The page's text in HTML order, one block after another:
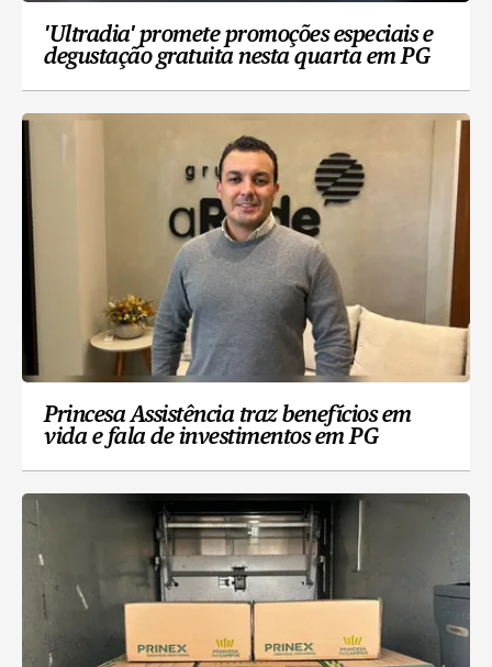
'Ultradia' promete promoções especiais e
degustação gratuita nesta quarta em PG
Princesa Assistência traz benefícios em
vida e fala de investimentos em PG